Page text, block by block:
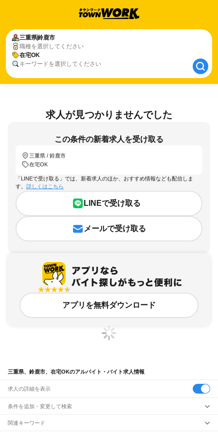
三重県鈴鹿市
職種を選択してください
在宅OK
キーワードを選択してください
三重県鈴鹿市
在宅OK
求人が見つかりませんでした
この条件の新着求人を受け取る
三重県 / 鈴鹿市
在宅OK
「LINEで受け取る」では、新着求人のほか、おすすめ情報なども配信しま
す。 詳しくはこちら
LINEで受け取る
メールで受け取る
アプリを無料ダウンロード
三重県、鈴鹿市、在宅OKのアルバイト・バイト求人情報
求人の詳細を表示
条件を追加・変更して検索
市区町村を追加・変更
関連キーワード